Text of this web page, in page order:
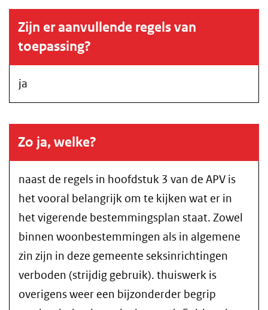
Zijn er aanvullende regels van
toepassing?
ja
Zo ja, welke?
naast de regels in hoofdstuk 3 van de APV is
het vooral belangrijk om te kijken wat er in
het vigerende bestemmingsplan staat. Zowel
binnen woonbestemmingen als in algemene
zin zijn in deze gemeente seksinrichtingen
verboden (strijdig gebruik). thuiswerk is
overigens weer een bijzonderder begrip